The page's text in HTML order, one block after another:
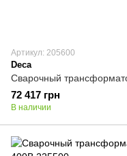
Артикул: 205600
Deca
Сварочный
72 417 грн
В наличии